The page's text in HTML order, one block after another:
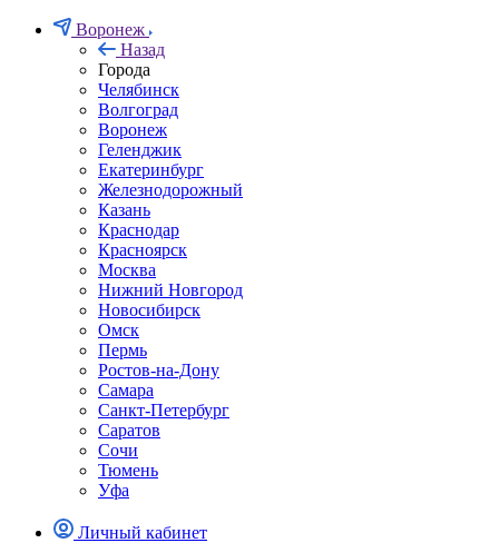
Воронеж
Назад
Города
Челябинск
Волгоград
Воронеж
Геленджик
Екатеринбург
Железнодорожный
Казань
Краснодар
Красноярск
Москва
Нижний Новгород
Новосибирск
Омск
Пермь
Ростов-на-Дону
Самара
Санкт-Петербург
Саратов
Сочи
Тюмень
Уфа
Личный кабинет